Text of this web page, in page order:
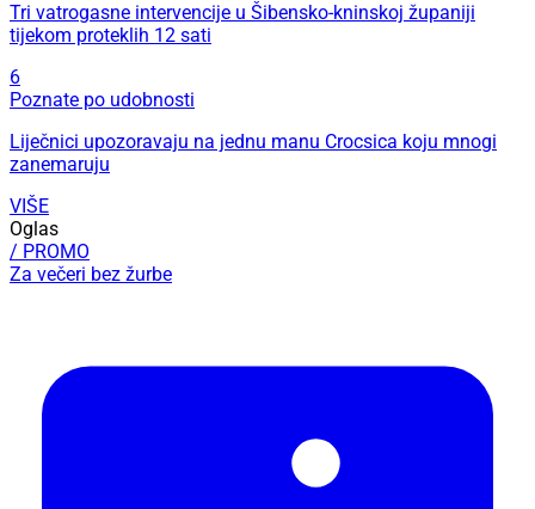
Tri vatrogasne intervencije u Šibensko-kninskoj županiji
tijekom proteklih 12 sati
6
Poznate po udobnosti
Liječnici upozoravaju na jednu manu Crocsica koju mnogi
zanemaruju
VIŠE
Oglas
/ PROMO
Za večeri bez žurbe